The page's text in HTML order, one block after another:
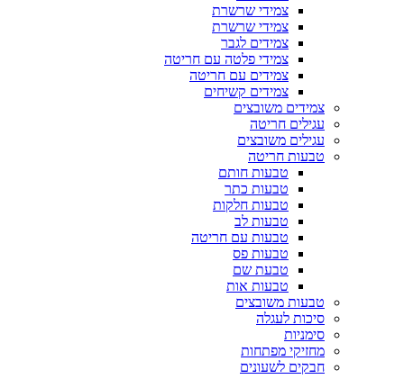
צמידי שרשרת
צמידי שרשרת
צמידים לגבר
צמידי פלטה עם חריטה
צמידים עם חריטה
צמידים קשיחים
צמידים משובצים
עגילים חריטה
עגילים משובצים
טבעות חריטה
טבעות חותם
טבעות כתר
טבעות חלקות
טבעות לב
טבעות עם חריטה
טבעות פס
טבעת שם
טבעות אות
טבעות משובצים
סיכות לעגלה
סימניות
מחזיקי מפתחות
חבקים לשעונים